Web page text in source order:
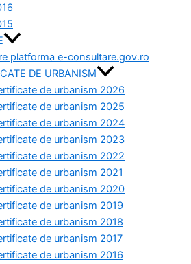
platforma e-consultare.gov.ro
DE URBANISM
de urbanism 2026
de urbanism 2025
de urbanism 2024
de urbanism 2023
de urbanism 2022
de urbanism 2021
de urbanism 2020
de urbanism 2019
de urbanism 2018
de urbanism 2017
de urbanism 2016